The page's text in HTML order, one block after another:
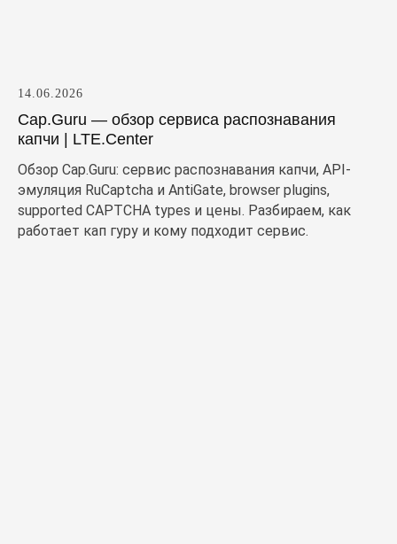
14.06.2026
Cap.Guru — обзор сервиса распознавания
капчи | LTE.Center
Обзор Cap.Guru: сервис распознавания капчи, API-
эмуляция RuCaptcha и AntiGate, browser plugins,
supported CAPTCHA types и цены. Разбираем, как
работает кап гуру и кому подходит сервис.